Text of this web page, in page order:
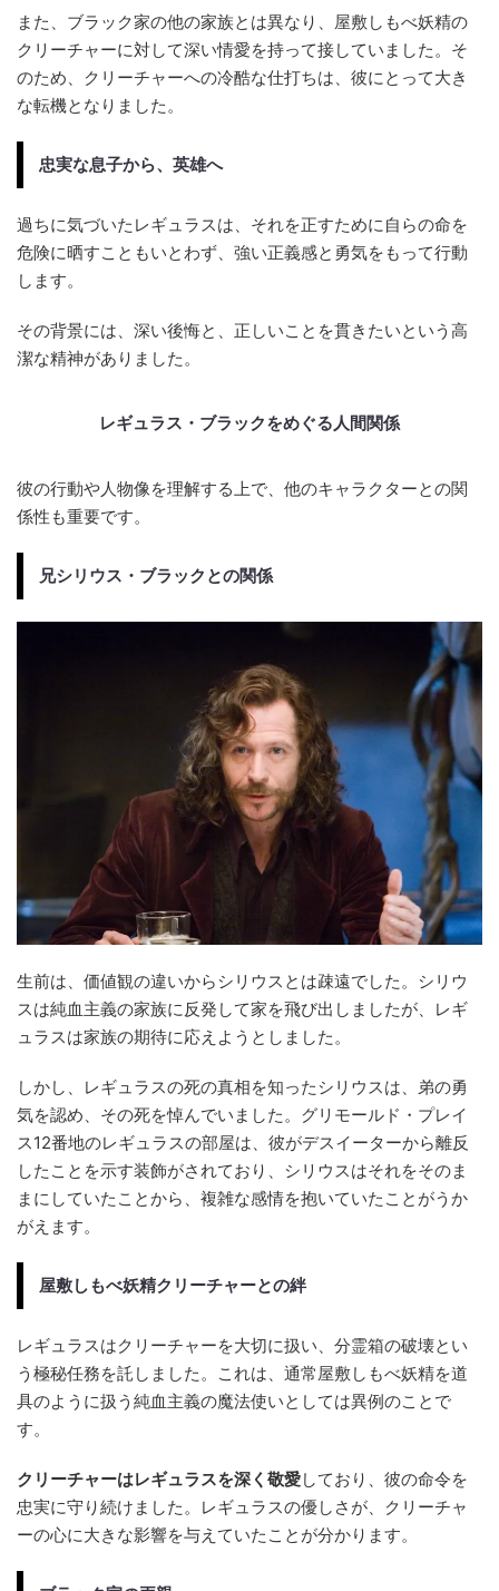
また、ブラック家の他の家族とは異なり、屋敷しもべ妖精の
クリーチャーに対して深い情愛を持って接していました。そ
のため、クリーチャーへの冷酷な仕打ちは、彼にとって大き
な転機となりました。
忠実な息子から、英雄へ
過ちに気づいたレギュラスは、それを正すために自らの命を
危険に晒すこともいとわず、強い正義感と勇気をもって行動
します。
その背景には、深い後悔と、正しいことを貫きたいという高
潔な精神がありました。
レギュラス・ブラックをめぐる人間関係
彼の行動や人物像を理解する上で、他のキャラクターとの関
係性も重要です。
兄シリウス・ブラックとの関係
生前は、価値観の違いからシリウスとは疎遠でした。シリウ
スは純血主義の家族に反発して家を飛び出しましたが、レギ
ュラスは家族の期待に応えようとしました。
しかし、レギュラスの死の真相を知ったシリウスは、弟の勇
気を認め、その死を悼んでいました。グリモールド・プレイ
ス12番地のレギュラスの部屋は、彼がデスイーターから離反
したことを示す装飾がされており、シリウスはそれをそのま
まにしていたことから、複雑な感情を抱いていたことがうか
がえます。
屋敷しもべ妖精クリーチャーとの絆
レギュラスはクリーチャーを大切に扱い、分霊箱の破壊とい
う極秘任務を託しました。これは、通常屋敷しもべ妖精を道
具のように扱う純血主義の魔法使いとしては異例のことで
す。
クリーチャーはレギュラスを深く敬愛しており、彼の命令を
忠実に守り続けました。レギュラスの優しさが、クリーチャ
ーの心に大きな影響を与えていたことが分かります。